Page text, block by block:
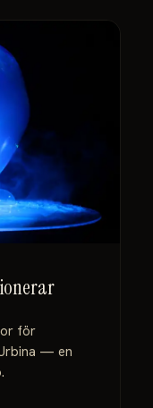
för
— en